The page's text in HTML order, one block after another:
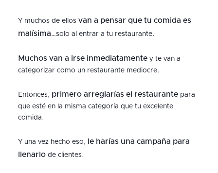
Y muchos de ellos van a pensar que tu comida es
malísima…solo al entrar a tu restaurante.
Muchos van a irse inmediatamentey te van a
categorizar como un restaurante mediocre.
Entonces, primero arreglarías el restaurantepara
que esté en la misma categoría que tu excelente
comida.
Y una vez hecho eso,
le harías una campaña para
llenarlode clientes.